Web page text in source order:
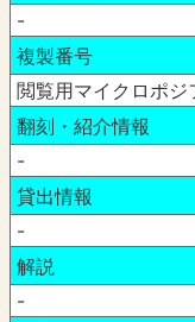
-
複製番号
閲覧用マイクロポ
翻刻・紹介情報
-
貸出情報
-
解説
-